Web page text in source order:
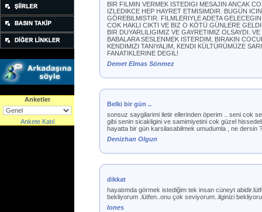
Anketler
Ankete Katıl
BIR FILMIN VERMEK ISTEDIGI MESAJIN ANCAK
IZLEDIKCE HEP HAYRET ETMISIMDIR. BUGÜN
GÖREBILMISTIR. FILMLERIYLE ADETA
COK HAKLI CIKTI VE BIZ O KÖTÜ GÜNLERE
BIR DUYARLILIGIMIZ VE GAYRETIMIZ OLSAYDI.
BABALARA SESLENMEK ISTERDIM, BIRAKIN
KENDIMIZI TANIYALIM, KENDI KÜLTÜRÜMÜZE
FANATIKLERINE DEGIL!
Demet Elmas Sönmez
Belki bir gün ..
sonsuz saygilarimi iletir ellerinden öperim .. seni cok
gibi senin sicakligini ve samimiyetini cok güzel
hayatta bir gün karsilasabilmek umudumla , ne dersin
Denizhan Olgun
dikkat
hayatımda görmek istediğim tek insan cüneyt
bekliyorum .lütfen..onu çok seviyorum..ilginizi
lones